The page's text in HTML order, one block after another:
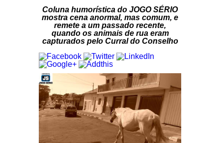
Coluna humorística do JOGO SÉRIO
mostra cena anormal, mas comum, e
remete a um passado recente,
quando os animais de rua eram
capturados pelo Curral do Conselho